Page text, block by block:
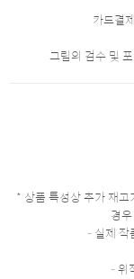
카드결
그림의 검수 및
* 상품 특성상 추가 재
경
- 실제 작
- 위